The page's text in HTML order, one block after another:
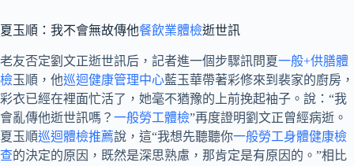
夏玉順：我不會無故傳他餐飲業體檢逝世訊
老友否定劉文正逝世訊后，記者進一個步驟訊問夏一般+供膳體
檢玉順，他巡迴健康管理中心藍玉華帶著彩修來到裴家的廚房，
彩衣已經在裡面忙活了，她毫不猶豫的上前挽起袖子。說：“我
會亂傳他逝世訊嗎？ 一般勞工體檢”再度證明劉文正曾經病逝。
夏玉順巡迴體檢推薦說，這“我想先聽聽你一般勞工身體健康檢
查的決定的原因，既然是深思熟慮，那肯定是有原因的。”相比